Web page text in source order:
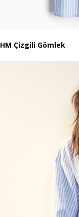
HM Çizgili Gömlek